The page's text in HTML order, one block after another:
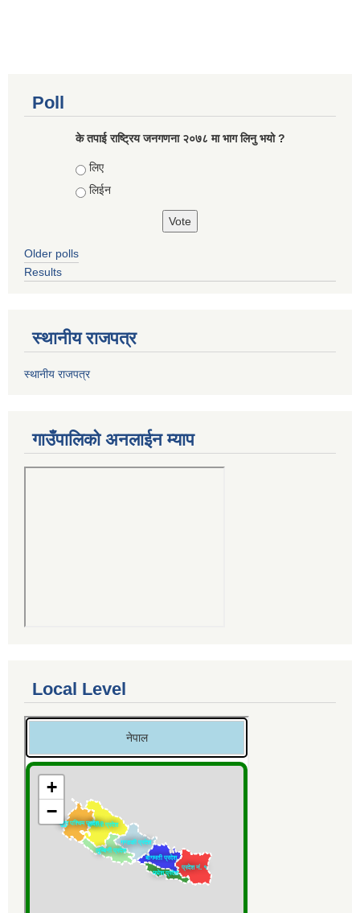
Poll
के तपाई राष्ट्रिय जनगणना २०७८ मा भाग लिनु भयो ?
Choices
लिए
लिईन
Older polls
Results
स्थानीय राजपत्र
स्थानीय राजपत्र
गाउँपालिको अनलाईन म्याप
Local Level